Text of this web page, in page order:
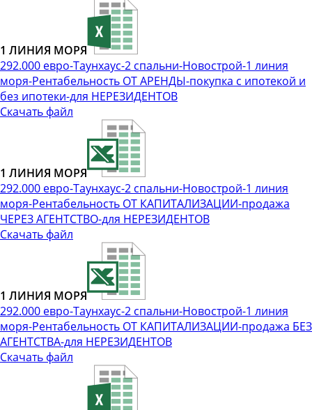
1 ЛИНИЯ МОРЯ
292.000 евро-Таунхаус-2 спальни-Новострой-1 линия
моря-Рентабельность ОТ АРЕНДЫ-покупка с ипотекой и
без ипотеки-для НЕРЕЗИДЕНТОВ
Скачать файл
1 ЛИНИЯ МОРЯ
292.000 евро-Таунхаус-2 спальни-Новострой-1 линия
моря-Рентабельность ОТ КАПИТАЛИЗАЦИИ-продажа
ЧЕРЕЗ АГЕНТСТВО-для НЕРЕЗИДЕНТОВ
Скачать файл
1 ЛИНИЯ МОРЯ
292.000 евро-Таунхаус-2 спальни-Новострой-1 линия
моря-Рентабельность ОТ КАПИТАЛИЗАЦИИ-продажа БЕЗ
АГЕНТСТВА-для НЕРЕЗИДЕНТОВ
Скачать файл